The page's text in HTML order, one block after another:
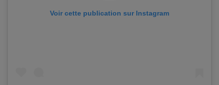
Voir cette publication sur Instagram